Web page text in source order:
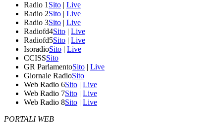
Radio 1 Sito | Live
Radio 2Sito | Live
Radio 3Sito | Live
Radiofd4Sito | Live
Radiofd5Sito | Live
IsoradioSito | Live
CCISSSito
GR ParlamentoSito | Live
Giornale RadioSito
Web Radio 6Sito | Live
Web Radio 7Sito | Live
Web Radio 8Sito | Live
PORTALI WEB